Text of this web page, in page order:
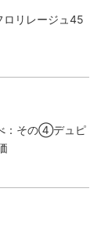
ロリレージュ45
：その④デュピ